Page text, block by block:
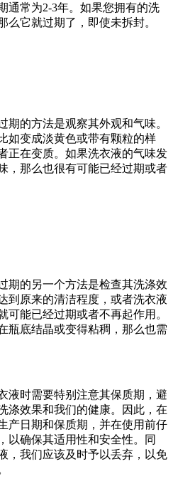
通常为2-3年。如果您拥有的洗
么它就过期了，即使未拆封。
的方法是观察其外观和气味。
如变成淡黄色或带有颗粒的样
正在变质。如果洗衣液的气味发
，那么也很有可能已经过期或者
的另一个方法是检查其洗涤效
到原来的清洁程度，或者洗衣液
可能已经过期或者不再起作用。
瓶底结晶或变得粘稠，那么也需
时需要特别注意其保质期，避
涤效果和我们的健康。因此，在
产日期和保质期，并在使用前仔
以确保其适用性和安全性。同
，我们应该及时予以丢弃，以免